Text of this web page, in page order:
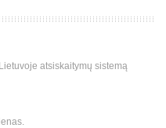
atsiskaitymų sistemą